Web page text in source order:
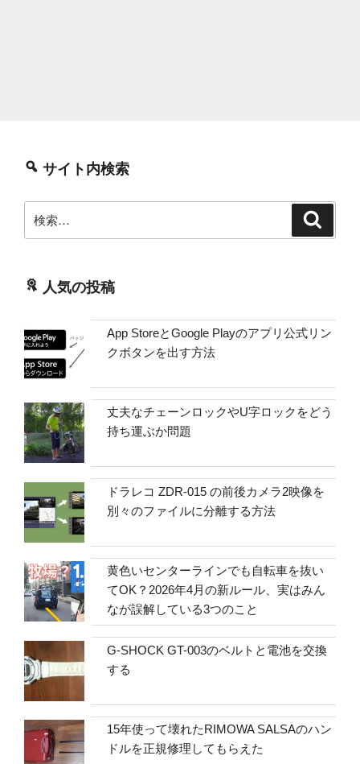
サイト内検索
索:
人気の投稿
App StoreとGoogle Playのアプリ公式リン
クボタンを出す方法
丈夫なチェーンロックやU字ロックをどう
持ち運ぶか問題
ドラレコ ZDR-015 の前後カメラ2映像を
別々のファイルに分離する方法
黄色いセンターラインでも自転車を抜い
てOK？2026年4月の新ルール、実はみん
なが誤解している3つのこと
G-SHOCK GT-003のベルトと電池を交換
する
15年使って壊れたRIMOWA SALSAのハン
ドルを正規修理してもらえた